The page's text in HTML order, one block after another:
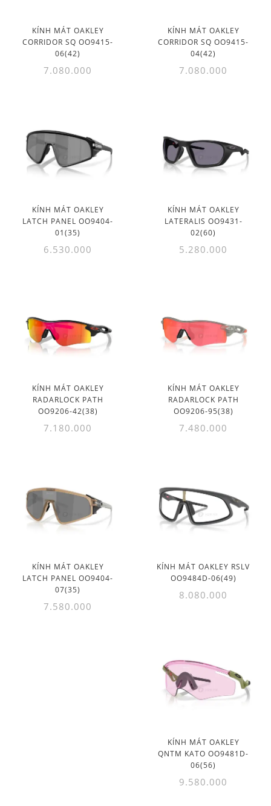
KÍNH MÁT OAKLEY
CORRIDOR SQ OO9415-
06(42)
7.080.000
KÍNH MÁT OAKLEY
CORRIDOR SQ OO9415-
04(42)
7.080.000
KÍNH MÁT OAKLEY
LATCH PANEL OO9404-
01(35)
6.530.000
KÍNH MÁT OAKLEY
LATERALIS OO9431-
02(60)
5.280.000
KÍNH MÁT OAKLEY
RADARLOCK PATH
OO9206-42(38)
7.180.000
KÍNH MÁT OAKLEY
RADARLOCK PATH
OO9206-95(38)
7.480.000
KÍNH MÁT OAKLEY
LATCH PANEL OO9404-
07(35)
7.580.000
KÍNH MÁT OAKLEY RSLV
OO9484D-06(49)
8.080.000
KÍNH MÁT OAKLEY
QNTM KATO OO9481D-
06(56)
9.580.000